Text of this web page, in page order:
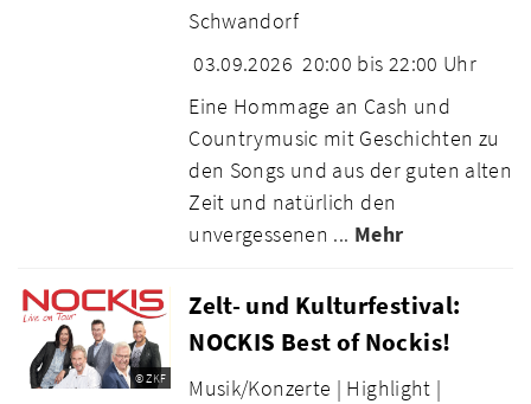
Schwandorf
03.09.2026 20:00 bis 22:00 Uhr
Eine Hommage an Cash und
Countrymusic mit Geschichten zu
den Songs und aus der guten alten
Zeit und natürlich den
unvergessenen ... Mehr
© ZKF
Zelt- und Kulturfestival:
NOCKIS Best of Nockis!
Musik/Konzerte | Highlight |